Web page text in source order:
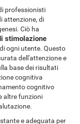
professionisti
attenzione, di
Ciò ha
stimolazione
ogni utente. Questo
dell'attenzione e
base dei risultati
cognitiva
cognitivo
altre funzioni
e adeguata per